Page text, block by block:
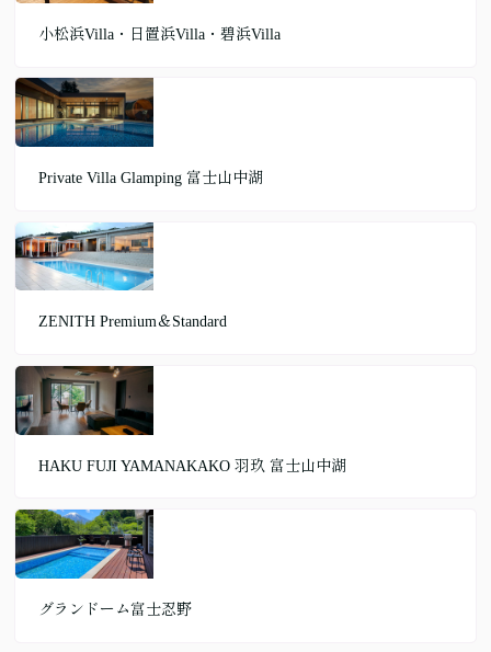
小松浜Villa・日置浜Villa・碧浜Villa
Private Villa Glamping 富士山中湖
ZENITH Premium＆Standard
HAKU FUJI YAMANAKAKO 羽玖 富士山中湖
グランドーム富士忍野